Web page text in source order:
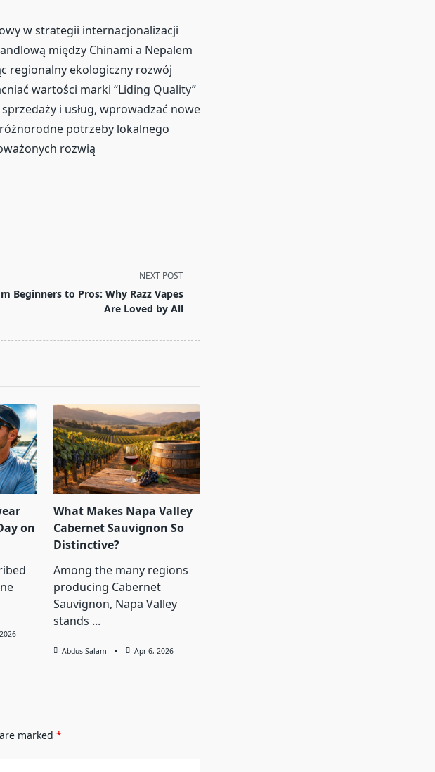
w strategii internacjonalizacji
między Chinami a Nepalem
regionalny ekologiczny rozwój
wartości marki “Liding Quality”
i usług, wprowadzać nowe
potrzeby lokalnego
rozwią
NEXT POST
Beginners to Pros: Why Razz Vapes
Are Loved by All
on
What Makes Napa Valley
Cabernet Sauvignon So
Distinctive?
Among the many regions
producing Cabernet
Sauvignon, Napa Valley
stands ...
Abdus Salam Apr 6, 2026
marked *